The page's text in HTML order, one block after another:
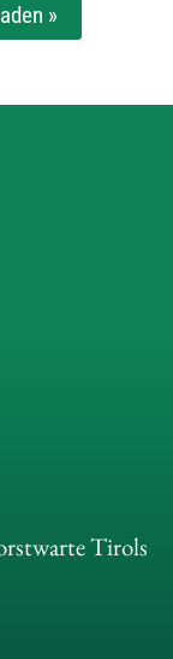
»
Tirols